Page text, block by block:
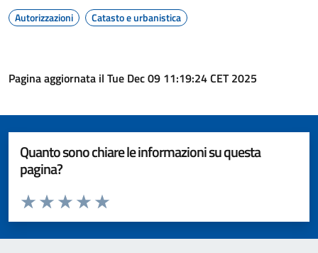
Autorizzazioni Catasto e urbanistica
Pagina aggiornata il Tue Dec 09 11:19:24 CET 2025
Quanto sono chiare le informazioni su questa
pagina?
Valuta da 1 a 5 stelle la pagina
Valuta 5 stelle su 5
Valuta 4 stelle su 5
Valuta 3 stelle su 5
Valuta 2 stelle su 5
Valuta 1 stelle su 5